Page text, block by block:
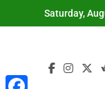
to
Saturday,